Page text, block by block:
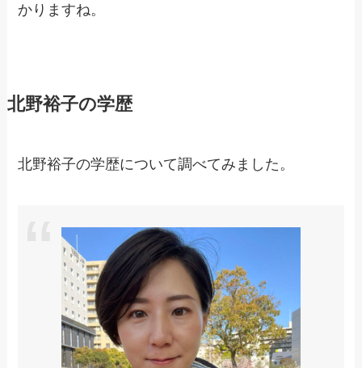
かりますね。
北野裕子の学歴
北野裕子の学歴について調べてみました。